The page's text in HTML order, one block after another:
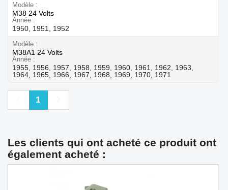
Modèle
M38 24 Volts
Année
1950, 1951, 1952
Modèle
M38A1 24 Volts
Année
1955, 1956, 1957, 1958, 1959, 1960, 1961, 1962, 1963,
1964, 1965, 1966, 1967, 1968, 1969, 1970, 1971
Précédent
1
Les clients qui ont acheté ce produit ont
également acheté :